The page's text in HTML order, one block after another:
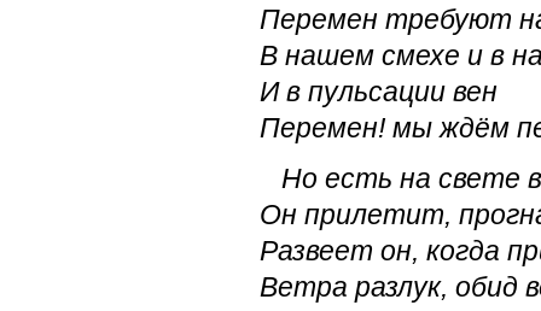
Перемен требуют
В нашем смехе и в
И в пульсации вен
Перемен! мы ждём
Но есть на свете
Он прилетит,
Развеет он, когда
Ветра разлук, обид